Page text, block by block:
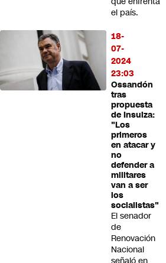
el país.
18-
07-
2024
23:03
Ossandón
tras
propuesta
de Insulza:
"Los
primeros
en atacar y
no
defender a
militares
van a ser
los
socialistas"
El senador
de
Renovación
Nacional
señaló en